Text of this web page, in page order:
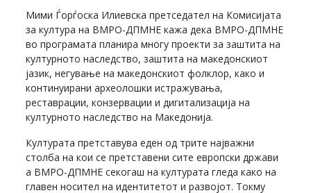
Мими Ѓорѓоска Илиевска претседател на Комисијата
за култура на ВМРО-ДПМНЕ кажа дека ВМРО-ДПМНЕ
во програмата планира многу проекти за заштита на
културното наследство, заштита на македонскиот
јазик, негување на македонскиот фолклор, како и
континуирани археолошки истражувања,
реставрации, конзервации и дигитализација на
културното наследство на Македонија.
Културата претставува еден од трите најважни
столба на кои се претставени сите европски држави
а ВМРО-ДПМНЕ секогаш на културата гледа како на
главен носител на идентитетот и развојот. Токму